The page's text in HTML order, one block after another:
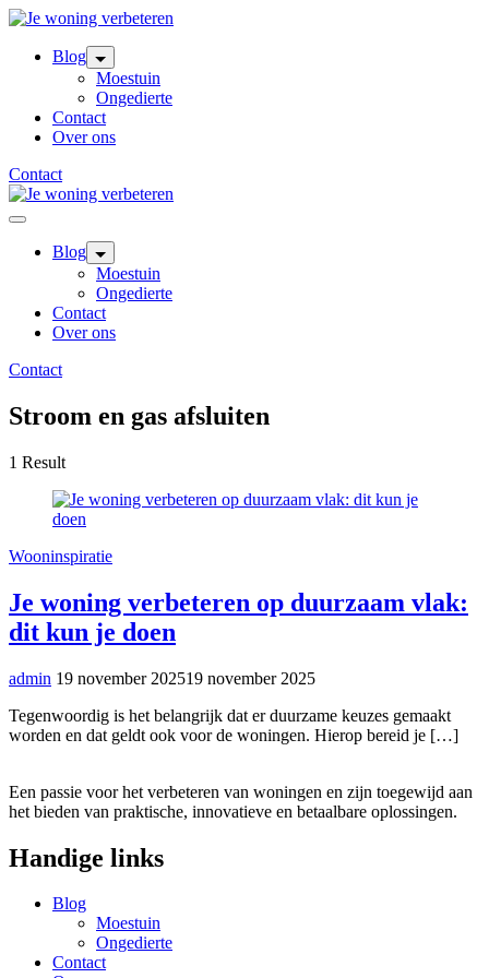
Skip
contentBlog
Moestuin
Ongedierte
Contact
Over ons
Contact
Blog
Moestuin
Ongedierte
Contact
Over ons
Contact
Stroom en gas afsluiten
1 Result
Wooninspiratie
Je woning verbeteren op duurzaam vlak:
dit kun je doen
admin 19 november 202519 november 2025
Tegenwoordig is het belangrijk dat er duurzame keuzes gemaakt
worden en dat geldt ook voor de woningen. Hierop bereid je […]
Een passie voor het verbeteren van woningen en zijn toegewijd aan
het bieden van praktische, innovatieve en betaalbare oplossingen.
Handige links
Blog
Moestuin
Ongedierte
Contact